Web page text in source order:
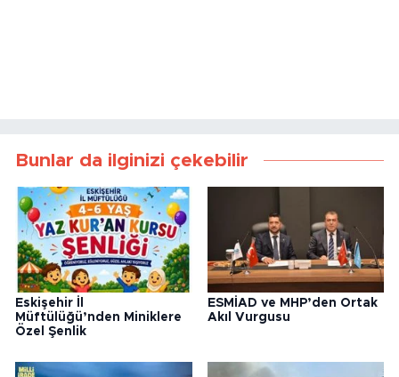
Bunlar da ilginizi çekebilir
Eskişehir İl
Müftülüğü’nden Miniklere
Özel Şenlik
ESMİAD ve MHP’den Ortak
Akıl Vurgusu